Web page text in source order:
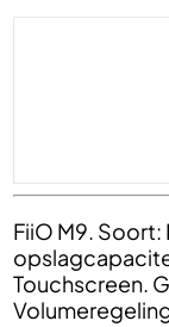
FiiO M9. Soort:
Touchscreen.